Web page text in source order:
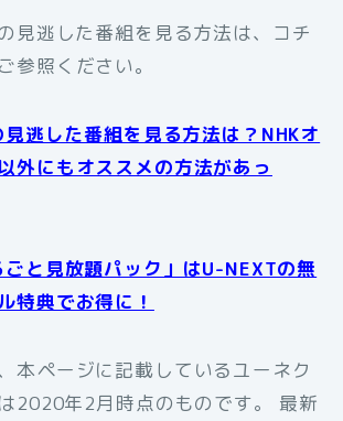
見逃した番組を見る方法は、コチ
参照ください。
見逃した番組を見る方法は？NHKオ
外にもオススメの方法があっ
ごと見放題パック」はU-NEXTの無
特典でお得に！
本ページに記載しているユーネク
2020年2月時点のものです。 最新